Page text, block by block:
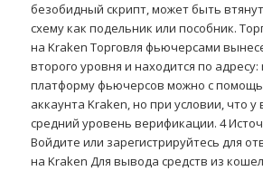
безобидный скрипт, может быть
схему как подельник или пособник.
на Kraken Торговля фьючерсами
второго уровня и находится по
платформу фьючерсов можно с
аккаунта Kraken, но при условии, что у
средний уровень верификации. 4
Войдите или зарегистрируйтесь для
на Kraken Для вывода средств из